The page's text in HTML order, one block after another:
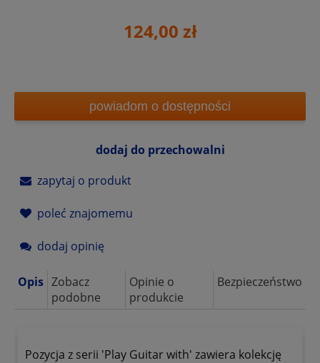
124,00 zł
powiadom o dostępności
dodaj do przechowalni
zapytaj o produkt
poleć znajomemu
dodaj opinię
Opis Zobacz
podobne
Opinie o
produkcie
Bezpieczeństwo
Pozycja z serii 'Play Guitar with' zawiera kolekcję